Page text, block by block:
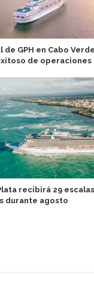
de GPH en Cabo
de operaciones
recibirá 29
durante agosto